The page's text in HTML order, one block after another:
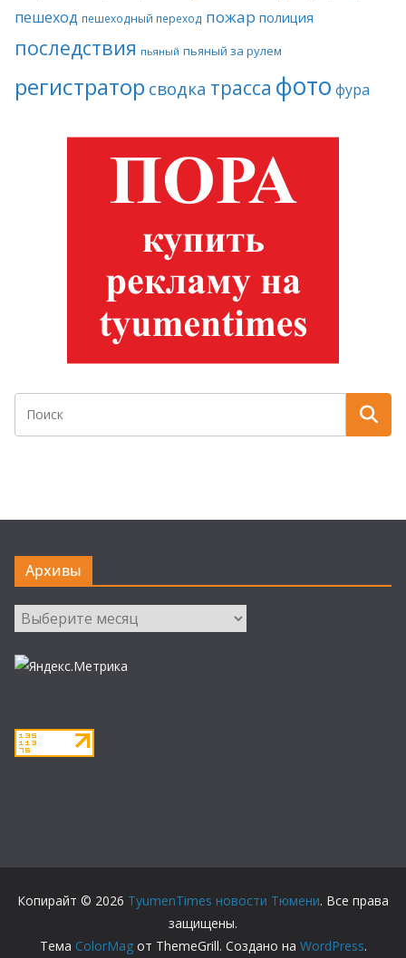
пешеход пешеходный переход пожар полиция
последствия пьяный пьяный за рулем
регистратор сводка трасса фото фура
Архивы
Архивы
Копирайт © 2026 TyumenTimes новости Тюмени. Все права
защищены.
Тема ColorMagот ThemeGrill. Создано на WordPress.